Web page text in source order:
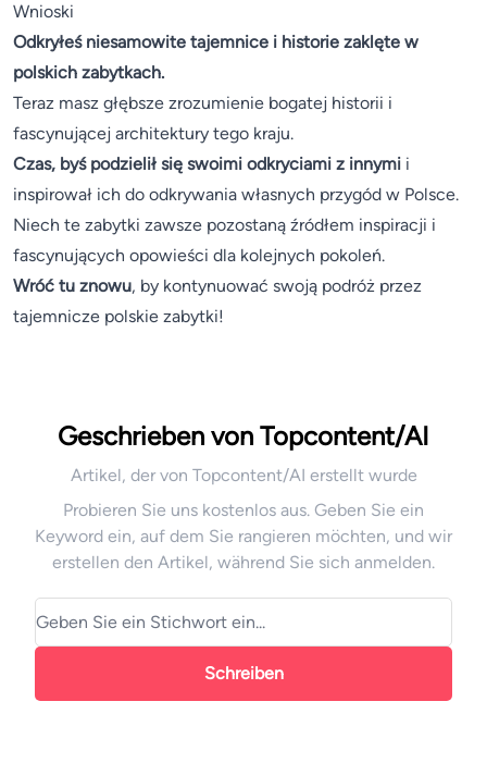
Wnioski
Odkryłeś niesamowite tajemnice i historie zaklęte w
polskich zabytkach.
Teraz masz głębsze zrozumienie bogatej historii i
fascynującej architektury tego kraju.
Czas, byś podzielił się swoimi odkryciami z innymi i
inspirował ich do odkrywania własnych przygód w Polsce.
Niech te zabytki zawsze pozostaną źródłem inspiracji i
fascynujących opowieści dla kolejnych pokoleń.
Wróć tu znowu, by kontynuować swoją podróż przez
tajemnicze polskie zabytki!
Geschrieben von Topcontent/AI
Artikel, der von Topcontent/AI erstellt wurde
Probieren Sie uns kostenlos aus. Geben Sie ein
Keyword ein, auf dem Sie rangieren möchten, und wir
erstellen den Artikel, während Sie sich anmelden.
Schreiben